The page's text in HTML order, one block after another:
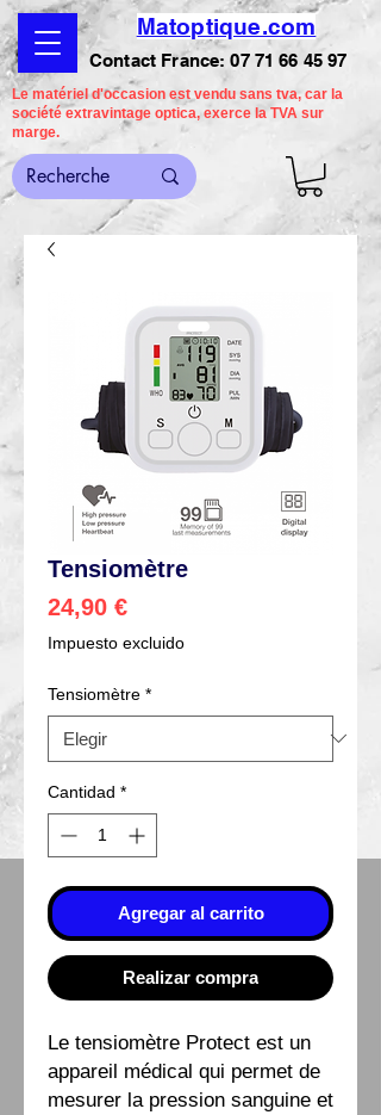
Matoptique.com
Contact France:07 71 66 45 97
Le matériel d'occasion est vendu sans tva, car la
société extravintage optica, exerce la TVA sur
marge.
Tensiomètre
24,90 €Precio
Impuesto excluido
Tensiomètre *
Cantidad *
Agregar al carrito
Realizar compra
Le tensiomètre Protect est un
appareil médical qui permet de
mesurer la pression sanguine et